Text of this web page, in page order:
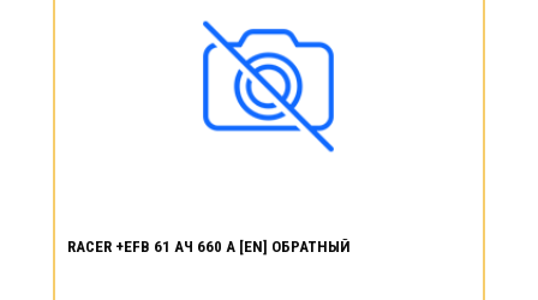
RACER +EFB 61 АЧ 660 А [EN] ОБРАТНЫЙ